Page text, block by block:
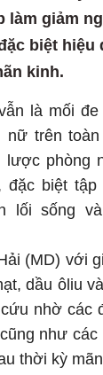
làm giảm
biệt hiệu
kinh.
là mối
nữ trên
lược phòng
đặc biệt tập
lối sống
(MD) với
dầu ôliu
nhờ các
như các
thời kỳ mãn